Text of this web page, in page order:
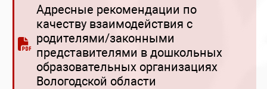
Адресные рекомендации по
качеству взаимодействия с
родителями/законными
представителями в дошкольных
образовательных организациях
Вологодской области